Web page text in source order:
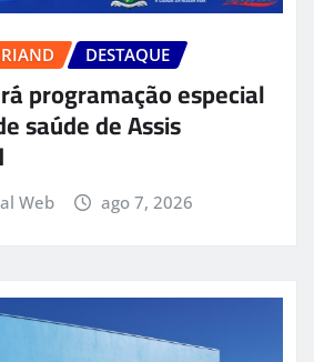
DESTAQUE
programação especial
saúde de Assis
Web ago 7, 2026